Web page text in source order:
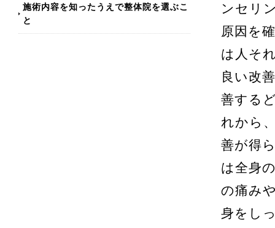
施術内容を知ったうえで整体院を選ぶこ
と
ンセリ
原因を
は人そ
良い改
善する
れから
善が得
は全身
の痛み
身をし